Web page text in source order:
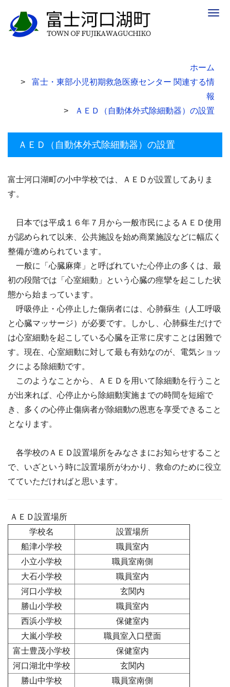
ホーム
富士・東部小児初期救急医療センター 関連する情
報
ＡＥＤ（自動体外式除細動器）の設置
ＡＥＤ（自動体外式除細動器）の設置
富士河口湖町の小中学校では、ＡＥＤが設置してありま
す。
日本では平成１６年７月から一般市民によるＡＥＤ使用
が認められて以来、公共施設を始め商業施設などに幅広く
整備が進められています。
一般に「心臓麻痺」と呼ばれていた心停止の多くは、最
初の段階では「心室細動」という心臓の痙攣を起こした状
態から始まっています。
呼吸停止・心停止した傷病者には、心肺蘇生（人工呼吸
と心臓マッサージ）が必要です。しかし、心肺蘇生だけで
は心室細動を起こしている心臓を正常に戻すことは困難で
す。現在、心室細動に対して最も有効なのが、電気ショッ
クによる除細動です。
このようなことから、ＡＥＤを用いて除細動を行うこと
が出来れば、心停止から除細動実施までの時間を短縮で
き、多くの心停止傷病者が除細動の恩恵を享受できること
となります。
各学校のＡＥＤ設置場所をみなさまにお知らせすること
で、いざという時に設置場所がわかり、救命のために役立
てていただければと思います。
ＡＥＤ設置場所
学校名
設置場所
船津小学校
職員室内
小立小学校
職員室南側
大石小学校
職員室内
河口小学校
玄関内
勝山小学校
職員室内
西浜小学校
保健室内
大嵐小学校
職員室入口壁面
富士豊茂小学校
保健室内
河口湖北中学校
玄関内
勝山中学校
職員室南側